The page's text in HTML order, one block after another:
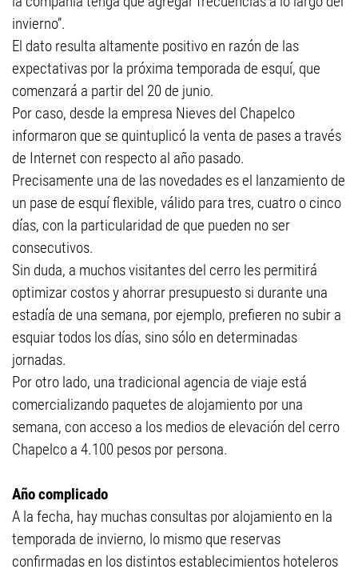
invierno”.
El dato resulta altamente positivo en razón de las
expectativas por la próxima temporada de esquí, que
comenzará a partir del 20 de junio.
Por caso, desde la empresa Nieves del Chapelco
informaron que se quintuplicó la venta de pases a través
de Internet con respecto al año pasado.
Precisamente una de las novedades es el lanzamiento de
un pase de esquí flexible, válido para tres, cuatro o cinco
días, con la particularidad de que pueden no ser
consecutivos.
Sin duda, a muchos visitantes del cerro les permitirá
optimizar costos y ahorrar presupuesto si durante una
estadía de una semana, por ejemplo, prefieren no subir a
esquiar todos los días, sino sólo en determinadas
jornadas.
Por otro lado, una tradicional agencia de viaje está
comercializando paquetes de alojamiento por una
semana, con acceso a los medios de elevación del cerro
Chapelco a 4.100 pesos por persona.
Año complicado
A la fecha, hay muchas consultas por alojamiento en la
temporada de invierno, lo mismo que reservas
confirmadas en los distintos establecimientos hoteleros